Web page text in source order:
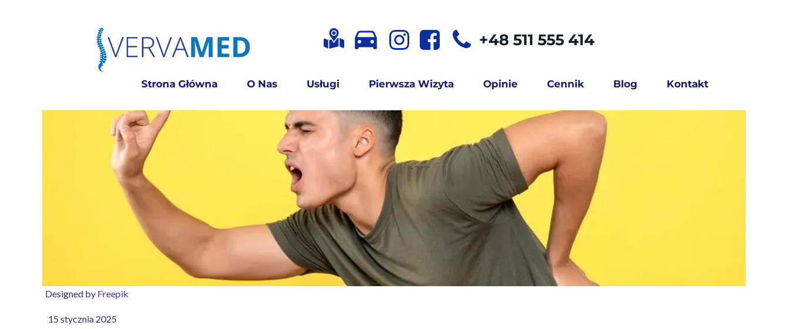
Strona Główna O Nas Usługi Pierwsza Wizyta Opinie Cennik Blog Kontakt
+48 511 555 414
15 stycznia 2025
Designed by Freepik